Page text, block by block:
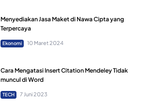
Menyediakan Jasa Maket di Nawa Cipta yang
Terpercaya
Ekonomi 10 Maret 2024
Cara Mengatasi Insert Citation Mendeley Tidak
muncul di Word
TECH 7 Juni 2023